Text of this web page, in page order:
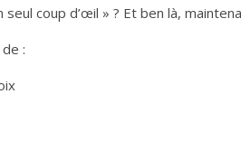
coup d’œil » ? Et ben là,
: